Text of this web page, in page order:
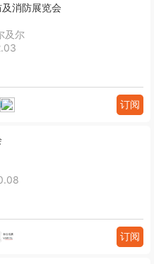
消防展览会
及尔
订阅
订阅